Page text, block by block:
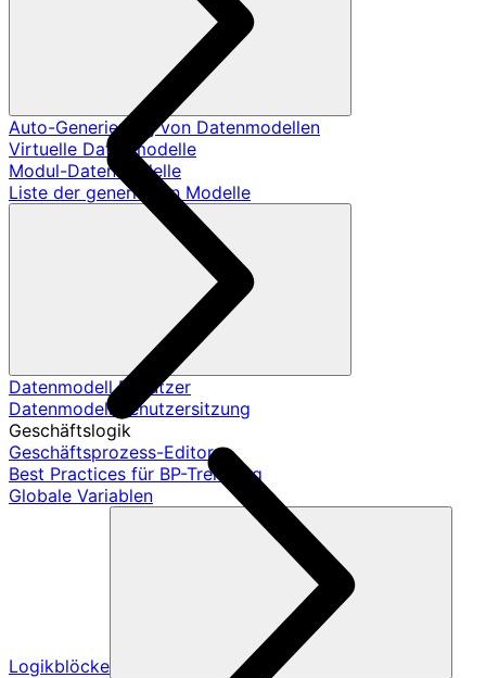
Auto-Generierung von Datenmodellen
Virtuelle Datenmodelle
Modul-Datenmodelle
Liste der generierten Modelle
Datenmodell Benutzer
Datenmodell Benutzersitzung
Geschäftslogik
Geschäftsprozess-Editor
Best Practices für BP-Trennung
Globale Variablen
Logikblöcke